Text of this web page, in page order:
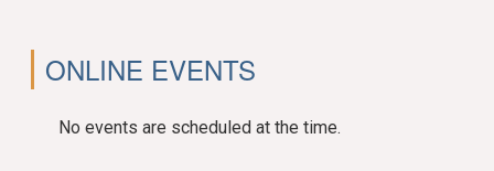
ONLINE EVENTS
No events are scheduled at the time.